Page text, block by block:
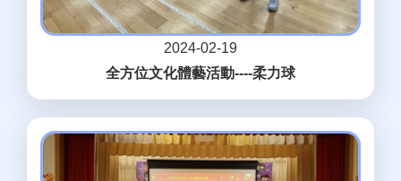
2024-02-19
全方位文化體藝活動----柔力球